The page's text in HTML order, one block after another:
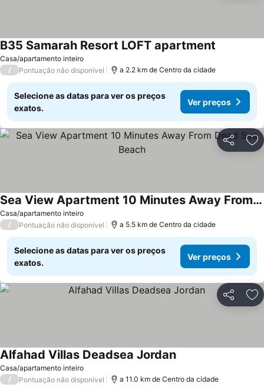
Casa/apartamento inteiro
B35 Samarah Resort LOFT apartment
/ Pontuação não disponível a 2.2 km de Centro da cidade
Selecione as datas para ver os preços
exatos.
Ver preços
Partilhar
Casa/apartamento inteiro
Sea View Apartment 10 Minutes Away From Dead Sea Beach
/ Pontuação não disponível a 5.5 km de Centro da cidade
Selecione as datas para ver os preços
exatos.
Ver preços
Partilhar
Casa/apartamento inteiro
Alfahad Villas Deadsea Jordan
/ Pontuação não disponível a 11.0 km de Centro da cidade